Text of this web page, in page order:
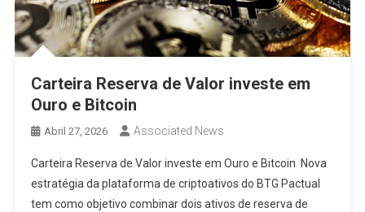
Carteira Reserva de Valor investe em
Ouro e Bitcoin
Abril 27, 2026 Associated News
Carteira Reserva de Valor investe em Ouro e Bitcoin Nova
estratégia da plataforma de criptoativos do BTG Pactual
tem como objetivo combinar dois ativos de reserva de